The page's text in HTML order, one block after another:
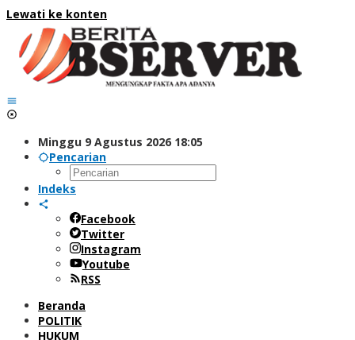
Lewati ke konten
Minggu 9 Agustus 2026 18:05
Pencarian
Indeks
Facebook
Twitter
Instagram
Youtube
RSS
Beranda
POLITIK
HUKUM